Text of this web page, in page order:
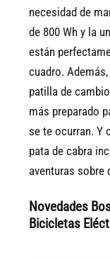
necesidad de
de 800 Wh y la
están
cuadro.
patilla de
más preparado
se te ocurran. Y
pata de cabra
aventuras sobre
Novedades
Bicicletas